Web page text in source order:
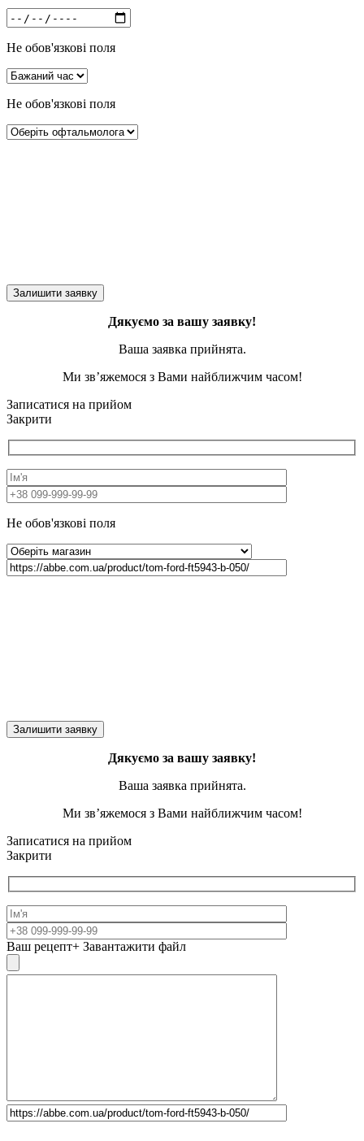
Не обов'язкові поля
Не обов'язкові поля
Дякуємо за вашу заявку!
Ваша заявка прийнята.
Ми зв’яжемося з Вами найближчим часом!
Записатися на прийом
Закрити
Не обов'язкові поля
Дякуємо за вашу заявку!
Ваша заявка прийнята.
Ми зв’яжемося з Вами найближчим часом!
Записатися на прийом
Закрити
Ваш рецепт+ Завантажити файл